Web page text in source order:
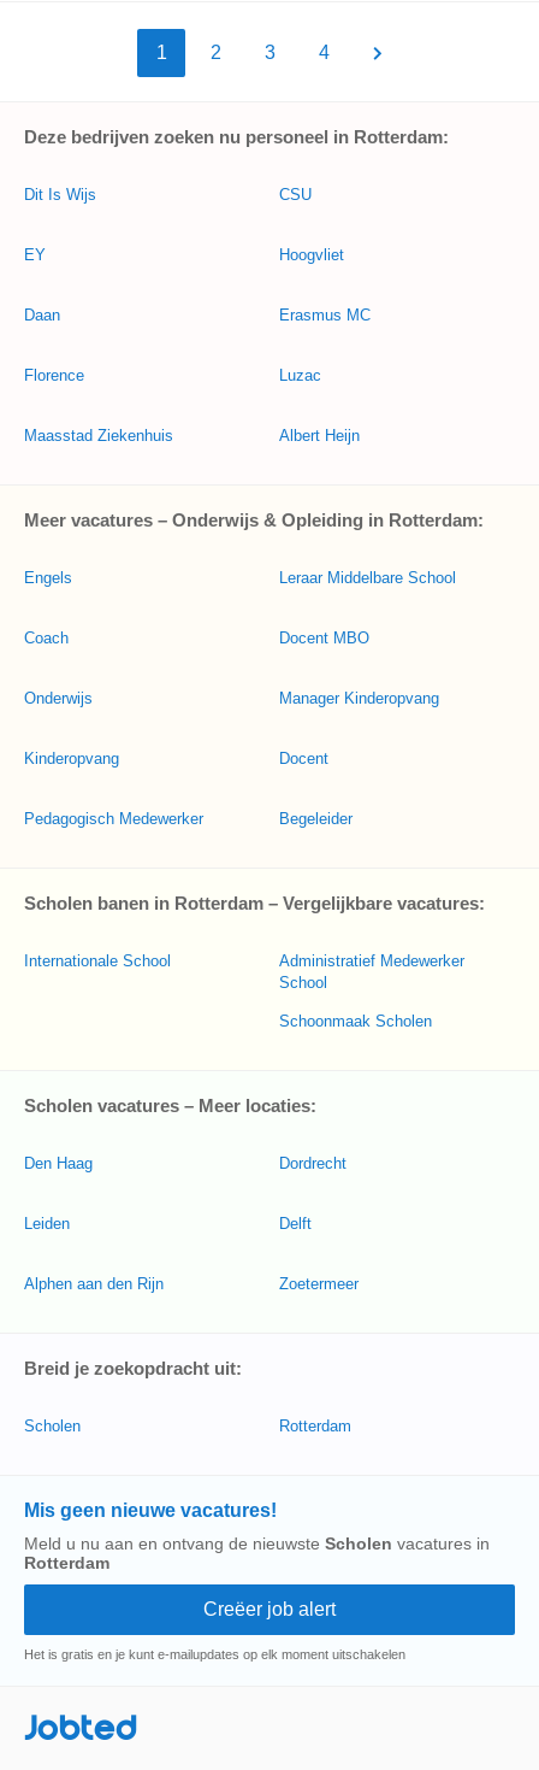
1 2 3 4
Deze bedrijven zoeken nu personeel in Rotterdam:
Dit Is Wijs
EY
Daan
Florence
Maasstad Ziekenhuis
CSU
Hoogvliet
Erasmus MC
Luzac
Albert Heijn
Meer vacatures – Onderwijs & Opleiding in Rotterdam:
Engels
Coach
Onderwijs
Kinderopvang
Pedagogisch Medewerker
Leraar Middelbare School
Docent MBO
Manager Kinderopvang
Docent
Begeleider
Scholen banen in Rotterdam – Vergelijkbare vacatures:
Internationale School
Administratief Medewerker
School
Schoonmaak Scholen
Scholen vacatures – Meer locaties:
Den Haag
Leiden
Alphen aan den Rijn
Dordrecht
Delft
Zoetermeer
Breid je zoekopdracht uit:
Scholen Rotterdam
Mis geen nieuwe vacatures!
Meld u nu aan en ontvang de nieuwste Scholen vacatures in
Rotterdam
Het is gratis en je kunt e-mailupdates op elk moment uitschakelen
Jobted